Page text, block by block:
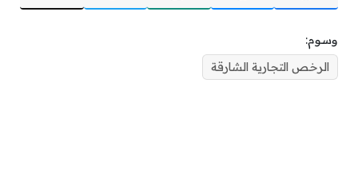
وسوم:
الرخص التجارية الشارقة